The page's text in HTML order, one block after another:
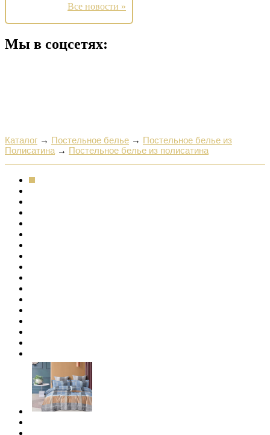
Все новости »
Мы в соцсетях:
Каталог → Постельное белье → Постельное белье из
Полисатина → Постельное белье из полисатина